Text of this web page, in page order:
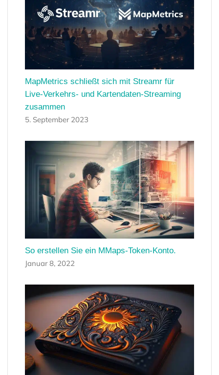
MapMetrics schließt sich mit Streamr für
Live-Verkehrs- und Kartendaten-Streaming
zusammen
5. September 2023
So erstellen Sie ein MMaps-Token-Konto.
Januar 8, 2022